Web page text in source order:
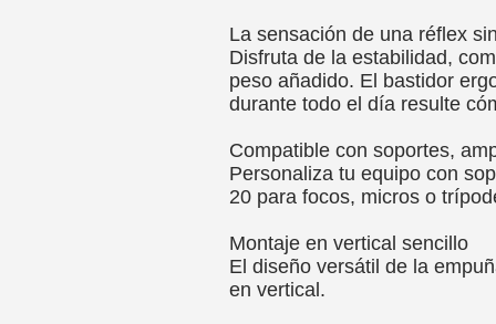
La sensación de una réflex
Disfruta de la estabilidad,
peso añadido. El bastidor
durante todo el día resulte
Compatible con soportes,
Personaliza tu equipo con
20 para focos, micros o
Montaje en vertical sencillo
El diseño versátil de la
en vertical.